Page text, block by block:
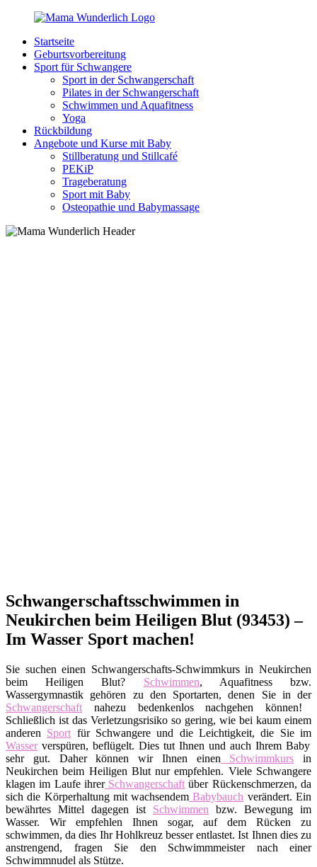
Zurück
Inhalt
MamaWunderlich.de
Mutti
sein
wunderbar!
Startseite
Geburtsvorbereitung
Sport für Schwangere
Sport in der Schwangerschaft
Pilates in der Schwangerschaft
Schwimmen und Aquafitness
Yoga
Rückbildung
Angebote und Kurse mit Baby
Stillberatung und Stillcafé
PEKiP
Trageberatung
Sport mit Baby
Osteopathie und Babymassage
Schwangerschaftsschwimmen in
Neukirchen beim Heiligen Blut (93453) –
Im Wasser Sport machen!
Sie suchen einen Schwangerschafts-Schwimmkurs in Neukirchen
beim Heiligen Blut? Schwimmen, Aquafitness bzw.
Wassergymnastik gehören zu den Sportarten, denen Sie in der
Schwangerschaft nahezu bedenkenlos nachgehen können!
Schließlich ist das Verletzungsrisiko so gering, wie bei kaum einem
anderen Sport für Schwangere und die Leichtigkeit, die Sie im
Wasserverspüren, beflügelt. Dies tut Ihnen und auch Ihrem Baby
sehr gut. Daher können wir Ihnen einen Schwimmkurs in
Neukirchen beim Heiligen Blut nur empfehlen. Viele Schwangere
klagen im Laufe ihrerSchwangerschaft über Rückenschmerzen, da
sich die Körperhaltung mit wachsendem Babybauch verändert. Ein
bewährtes Mittel dagegen ist Schwimmen bzw. Bewegung im
Wasser. Wir empfehlen Ihnen sogar, auf dem Rücken zu
schwimmen, da dies Ihr Hohlkreuz besser entlastet. Ist Ihnen dies zu
anstrengend, fragen Sie den Schwimmmeister nach einer
Schwimmnudel als Stütze.